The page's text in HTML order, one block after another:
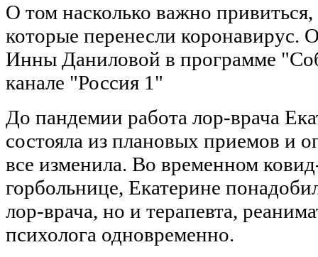
О том насколько важно привиться,
которые перенесли коронавирус.
Инны Даниловой в программе
канале "Россия 1"
До пандемии работа лор-врача
состояла из плановых приемов и
все изменила. Во временном
горбольнице, Екатерине
лор-врача, но и терапевта,
психолога одновременно.